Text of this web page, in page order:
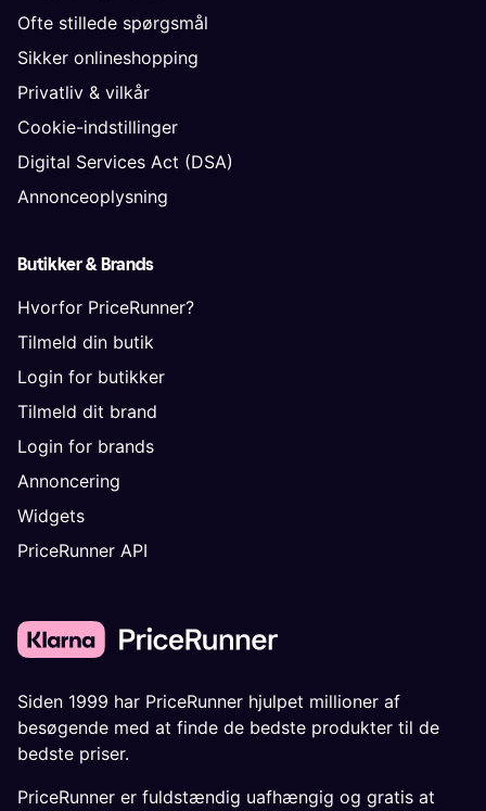
Ofte stillede spørgsmål
Sikker onlineshopping
Privatliv & vilkår
Cookie-indstillinger
Digital Services Act (DSA)
Annonceoplysning
Butikker & Brands
Hvorfor PriceRunner?
Tilmeld din butik
Login for butikker
Tilmeld dit brand
Login for brands
Annoncering
Widgets
PriceRunner API
Siden 1999 har PriceRunner hjulpet millioner af
besøgende med at finde de bedste produkter til de
bedste priser.
PriceRunner er fuldstændig uafhængig og gratis at